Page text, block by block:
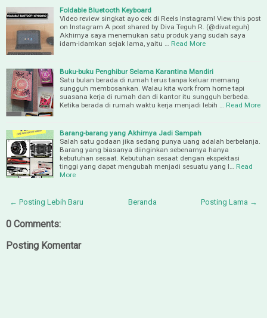
Foldable Bluetooth Keyboard
Video review singkat ayo cek di Reels Instagram! View this post
on Instagram A post shared by Diva Teguh R. (@divateguh)
Akhirnya saya menemukan satu produk yang sudah saya
idam-idamkan sejak lama, yaitu … Read More
Buku-buku Penghibur Selama Karantina Mandiri
Satu bulan berada di rumah terus tanpa keluar memang
sungguh membosankan. Walau kita work from home tapi
suasana kerja di rumah dan di kantor itu sungguh berbeda.
Ketika berada di rumah waktu kerja menjadi lebih … Read More
Barang-barang yang Akhirnya Jadi Sampah
Salah satu godaan jika sedang punya uang adalah berbelanja.
Barang yang biasanya diinginkan sebenarnya hanya
kebutuhan sesaat. Kebutuhan sesaat dengan ekspektasi
tinggi yang dapat mengubah menjadi sesuatu yang l… Read
More
← Posting Lebih Baru Posting Lama →
Beranda
0 Comments:
Posting Komentar